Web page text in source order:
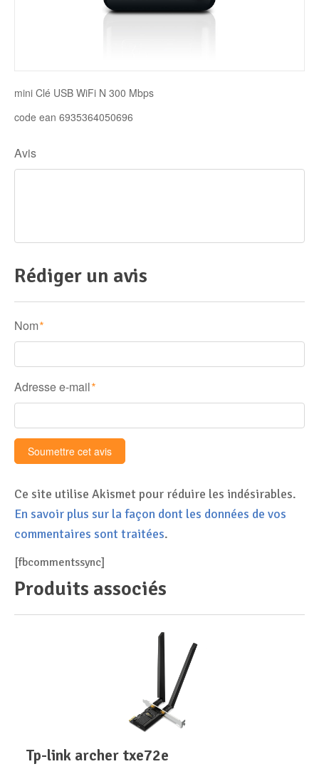
mini Clé USB WiFi N 300 Mbps
code ean 6935364050696
Avis
Rédiger un avis
Nom *
Adresse e-mail *
Ce site utilise Akismet pour réduire les indésirables.
En savoir plus sur la façon dont les données de vos
commentaires sont traitées.
[fbcommentssync]
Produits associés
tp-link archer txe72e